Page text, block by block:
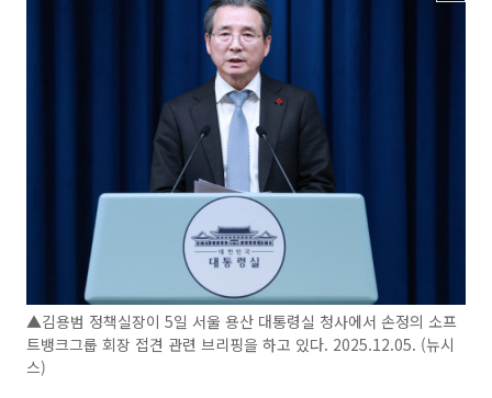
▲김용범 정책실장이 5일 서울 용산 대통령실 청사에서 손정의 소프
트뱅크그룹 회장 접견 관련 브리핑을 하고 있다. 2025.12.05. (뉴시
스)